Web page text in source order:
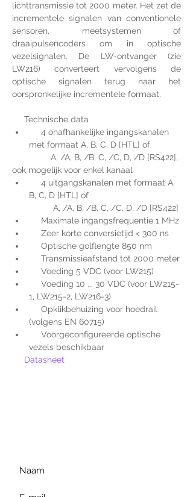
lichttransmissie tot 2000 meter. Het zet de
incrementele signalen van conventionele
sensoren, meetsystemen of
draaipulsencoders om in optische
vezelsignalen. De LW-ontvanger (zie
LW216) converteert vervolgens de
optische signalen terug naar het
oorspronkelijke incrementele formaat.
     Technische data
met formaat A, B, C, D [HTL] of
ook mogelijk voor enkel kanaal
B, C, D [HTL] of
                 A, /A, B, /B, C, /C, D, /D [RS422]
     Maximale ingangsfrequentie 1 MHz
     Zeer korte conversietijd < 300 ns
     Optische golflengte 850 nm
     Transmissieafstand tot 2000 meter
     Voeding 5 VDC (voor LW215)
1, LW215-2, LW216-3)
(volgens EN 60715)
vezels beschikbaar
Datasheet